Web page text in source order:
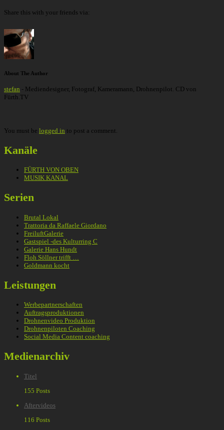
Share this with your friends via:
About The Author
stefan - Mediendesigner, Fotograf, Kameramann, Drohnenpilot. CD von
Fürth.TV
You must be logged in to post a comment.
Kanäle
FÜRTH VON OBEN
MUSIK KANAL
Serien
Brutal Lokal
Trattoria da Raffaele Giordano
FreiluftGalerie
Gastspiel -des Kulturring C
Galerie Hans Hundt
Floh Söllner trifft …
Goldmann kocht
Leistungen
Werbepartnerschaften
Auftragsproduktionen
Drohnenvideo Produktion
Drohnenpiloten Coaching
Social Media Content coaching
Medienarchiv
Titel
155 Posts
Aftervideos
116 Posts